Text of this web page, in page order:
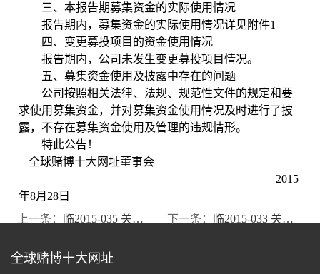
三、本报告期募集资金的实际使用情况
报告期内，募集资金的实际使用情况详见附件1
四、变更募投项目的资金使用情况
报告期内，公司未发生变更募投项目情况。
五、募集资金使用及披露中存在的问题
公司按照相关法律、法规、规范性文件的规定和要
求使用募集资金，并对募集资金使用情况及时进行了披
露，不存在募集资金使用及管理的违规情形。
特此公告！
全球赌博十大网址董事会
2015
年8月 28 日
上一条：
临2015-035 关于设立全资子公司的公告 下一条： 临2015-033 关于设立全资子公司的公告
全球赌博十大网址